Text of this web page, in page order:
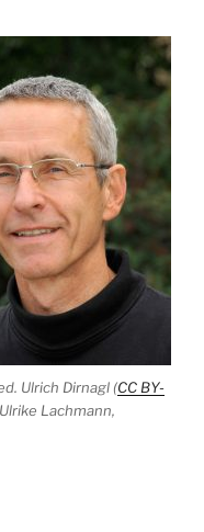
Ulrich Dirnagl (CC BY-
Lachmann,